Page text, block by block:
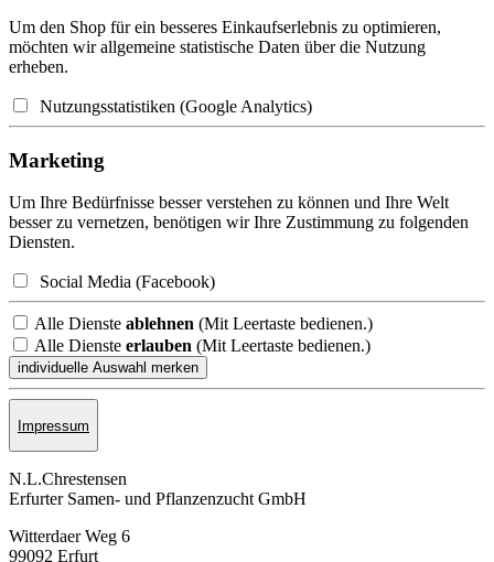
Um den Shop für ein besseres Einkaufserlebnis zu optimieren,
möchten wir allgemeine statistische Daten über die Nutzung
erheben.
Nutzungsstatistiken (Google Analytics)
Marketing
Um Ihre Bedürfnisse besser verstehen zu können und Ihre Welt
besser zu vernetzen, benötigen wir Ihre Zustimmung zu folgenden
Diensten.
Social Media (Facebook)
Alle Dienste ablehnen (Mit Leertaste bedienen.)
Alle Dienste erlauben (Mit Leertaste bedienen.)
Impressum
N.L.Chrestensen
Erfurter Samen- und Pflanzen­zucht GmbH
Witterdaer Weg 6
99092 Erfurt